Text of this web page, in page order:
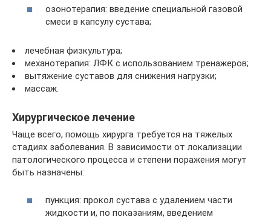
озонотерапия: введение специальной газовой
смеси в капсулу сустава;
лечебная физкультура;
механотерапия: ЛФК с использованием тренажеров;
вытяжение суставов для снижения нагрузки;
массаж.
Хирургическое лечение
Чаще всего, помощь хирурга требуется на тяжелых
стадиях заболевания. В зависимости от локализации
патологического процесса и степени поражения могут
быть назначены:
пункция: прокол сустава с удалением части
жидкости и, по показаниям, введением